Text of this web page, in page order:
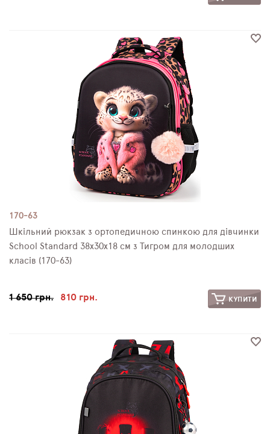
170-63
Шкільний рюкзак з ортопедичною спинкою для дівчинки
School Standard 38х30х18 см з Тигром для молодших
класів (170-63)
1 650 грн. 810 грн. КУПИТИ